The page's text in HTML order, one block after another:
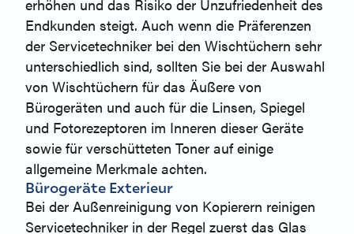
erhöhen und das Risiko der Unzufriedenheit des
Endkunden steigt. Auch wenn die Präferenzen
der Servicetechniker bei den Wischtüchern sehr
unterschiedlich sind, sollten Sie bei der Auswahl
von Wischtüchern für das Äußere von
Bürogeräten und auch für die Linsen, Spiegel
und Fotorezeptoren im Inneren dieser Geräte
sowie für verschütteten Toner auf einige
allgemeine Merkmale achten.
Bürogeräte Exterieur
Bei der Außenreinigung von Kopierern reinigen
Servicetechniker in der Regel zuerst das Glas